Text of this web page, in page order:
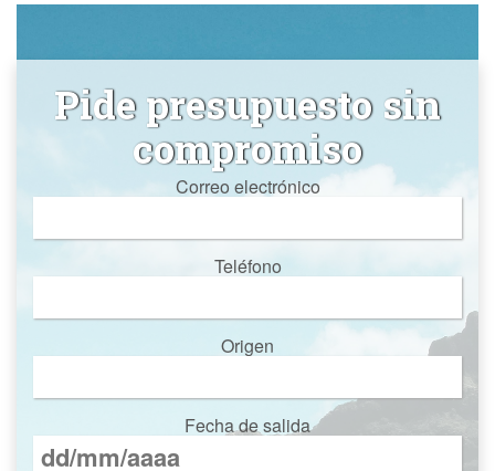
Pide presupuesto sin
compromiso
Correo electrónico
Teléfono
Origen
Fecha de salida